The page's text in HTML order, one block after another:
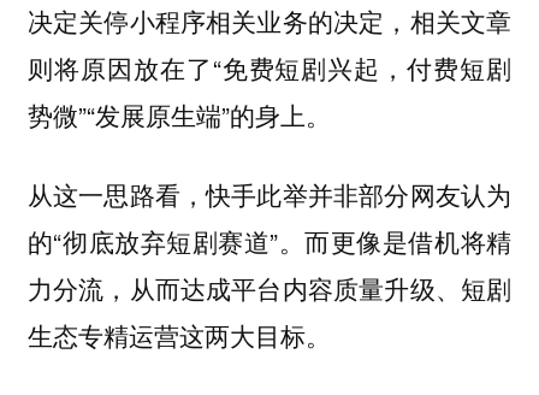
决定关停小程序相关业务的决定，相关文章
则将原因放在了“免费短剧兴起，付费短剧
势微”“发展原生端”的身上。
从这一思路看，快手此举并非部分网友认为
的“彻底放弃短剧赛道”。而更像是借机将精
力分流，从而达成平台内容质量升级、短剧
生态专精运营这两大目标。